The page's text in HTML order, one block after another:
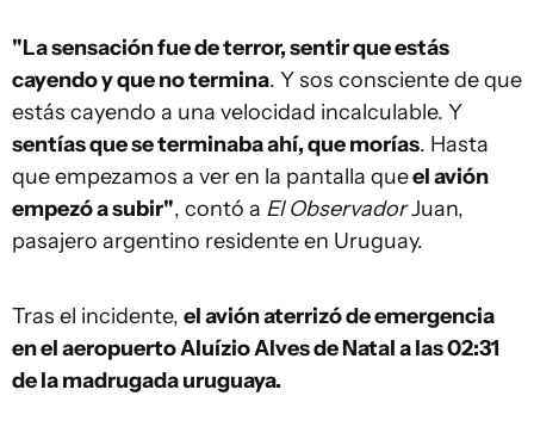
"La sensación fue de terror, sentir que estás
cayendo y que no termina. Y sos consciente de que
estás cayendo a una velocidad incalculable. Y
sentías que se terminaba ahí, que morías. Hasta
que empezamos a ver en la pantalla queel avión
empezó a subir", contó a El ObservadorJuan,
pasajero argentino residente en Uruguay.
Tras el incidente, el avión aterrizó de emergencia
en el aeropuerto Aluízio Alves de Natal a las 02:31
de la madrugada uruguaya.